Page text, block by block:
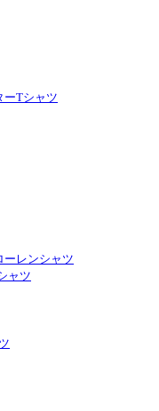
ーTシャツ
ーレンシャツ
ャツ